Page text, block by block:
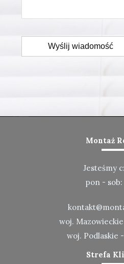
Wyślij wiadomość
Montaż
Jesteśmy
pon - sob:
woj.
woj. Podlaskie -
Strefa